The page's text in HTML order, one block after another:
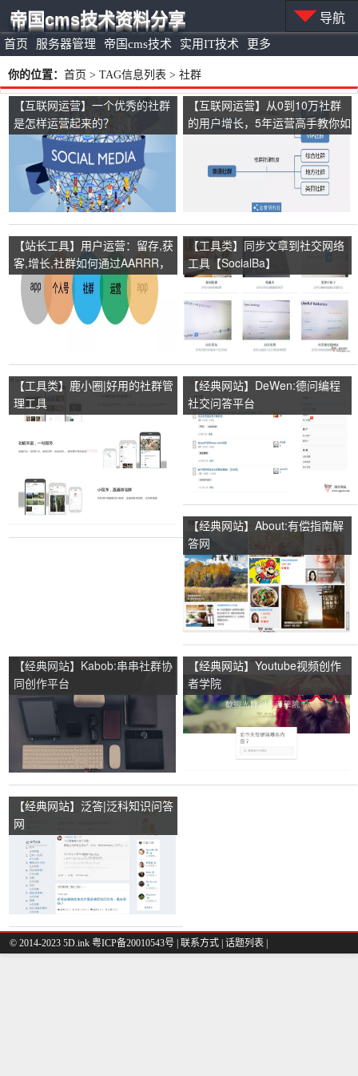
首页 服务器管理 帝国cms技术 实用IT技术 更多
帝国cms技术资料分享 导航
你的位置： 首页 > TAG信息列表 > 社群
【互联网运营】一个优秀的社群
是怎样运营起来的？
【互联网运营】从0到10万社群
的用户增长，5年运营高手教你如
【站长工具】用户运营：留存,获
客,增长,社群如何通过AARRR，
AIDMA，RFM模型
【工具类】同步文章到社交网络
工具【SocialBa】
【工具类】鹿小圈|好用的社群管
理工具
【经典网站】DeWen:德问编程
社交问答平台
【经典网站】About:有偿指南解
答网
【经典网站】Kabob:串串社群协
同创作平台
【经典网站】Youtube视频创作
者学院
【经典网站】泛答|泛科知识问答
网
© 2014-2023 5D.ink 粤ICP备20010543号 联系方式 话题列表